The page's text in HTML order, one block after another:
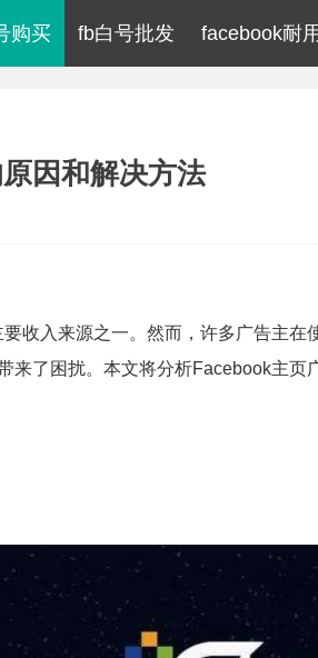
购买 fb白号批发 facebook耐
因和解决方法
收入来源之一。然而，许多广告主在
来了困扰。本文将分析Facebook主页